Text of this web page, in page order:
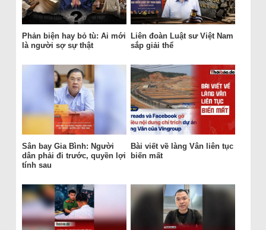
Phản biện hay bỏ tù: Ai mới
là người sợ sự thật
Liên đoàn Luật sư Việt Nam
sắp giải thể
Sân bay Gia Bình: Người
dân phải đi trước, quyền lợi
tính sau
Bài viết về làng Vân liên tục
biến mất